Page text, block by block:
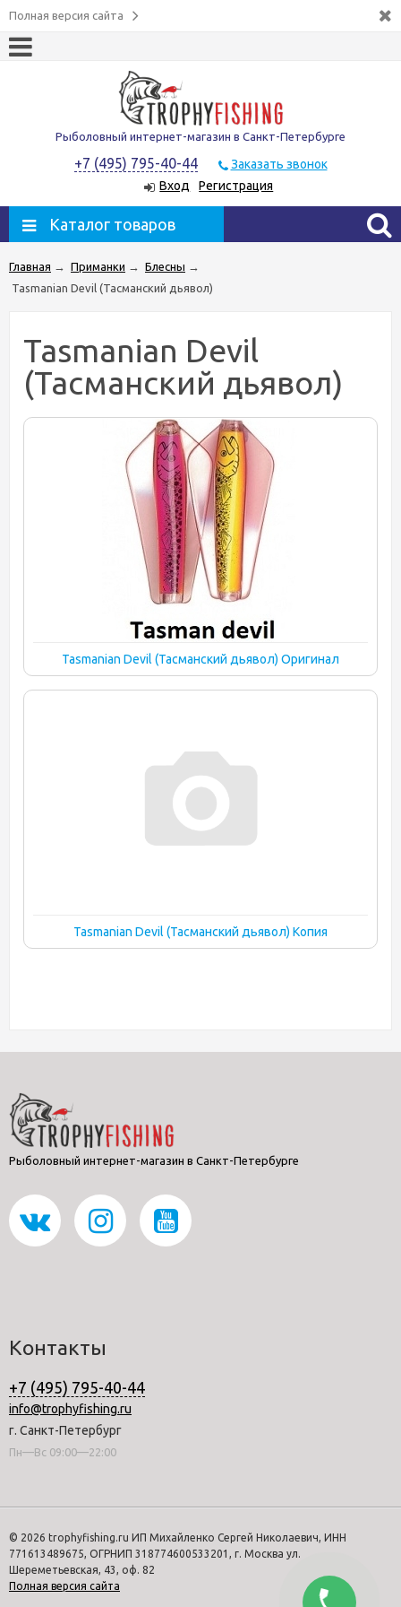
Полная версия сайта
Рыболовный интернет-магазин в Санкт-Петербурге
+7 (495) 795-40-44
Заказать звонок
Вход
Регистрация
Каталог товаров
Главная → Приманки → Блесны →
Tasmanian Devil (Тасманский дьявол)
Tasmanian Devil
(Тасманский дьявол)
Tasmanian Devil (Тасманский дьявол) Оригинал
Tasmanian Devil (Тасманский дьявол) Копия
Рыболовный интернет-магазин в Санкт-Петербурге
Контакты
+7 (495) 795-40-44
info@trophyfishing.ru
г. Санкт-Петербург
Пн—Вс 09:00—22:00
© 2026 trophyfishing.ru ИП Михайленко Сергей Николаевич, ИНН
771613489675, ОГРНИП 318774600533201, г. Москва ул.
Шереметьевская, 43, оф. 82
Полная версия сайта